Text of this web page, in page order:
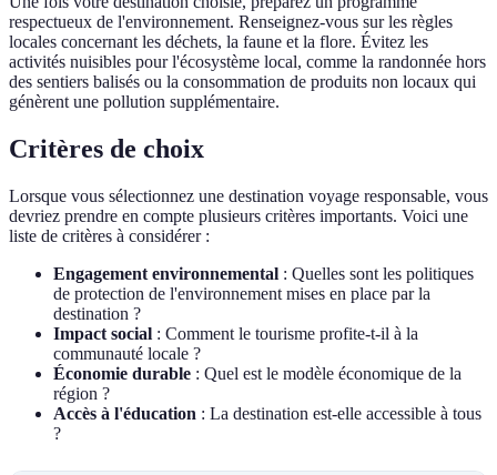
respectueux de l'environnement. Renseignez-vous sur les règles
locales concernant les déchets, la faune et la flore. Évitez les
activités nuisibles pour l'écosystème local, comme la randonnée hors
des sentiers balisés ou la consommation de produits non locaux qui
génèrent une pollution supplémentaire.
Critères de choix
Lorsque vous sélectionnez une destination voyage responsable, vous
devriez prendre en compte plusieurs critères importants. Voici une
liste de critères à considérer :
Engagement environnemental : Quelles sont les politiques
de protection de l'environnement mises en place par la
destination ?
Impact social : Comment le tourisme profite-t-il à la
communauté locale ?
Économie durable : Quel est le modèle économique de la
région ?
Accès à l'éducation : La destination est-elle accessible à tous
?